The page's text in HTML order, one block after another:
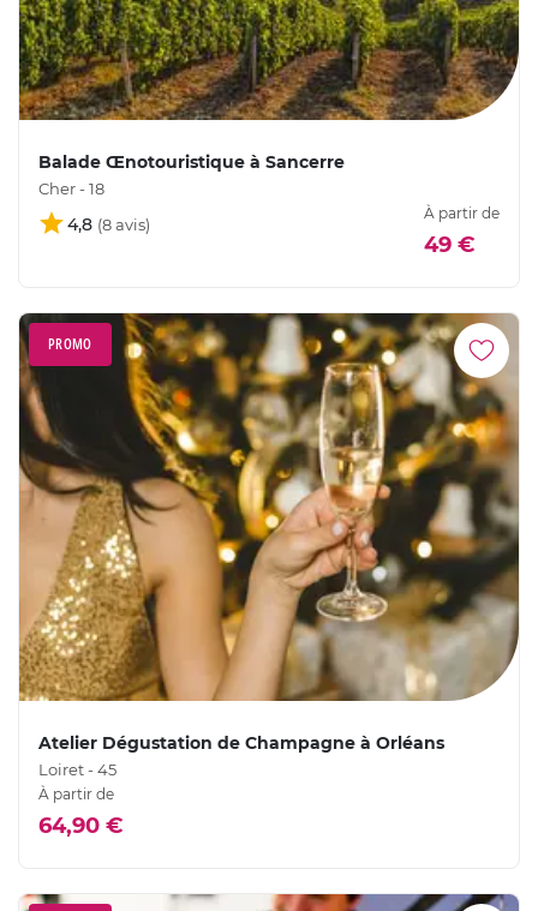
Balade Œnotouristique à Sancerre
Cher - 18
4,8
À partir de
49 €
PROMO
Atelier Dégustation de Champagne à Orléans
Loiret - 45
À partir de
64,90 €